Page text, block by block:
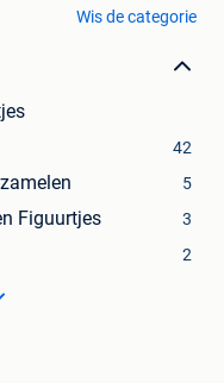
Wis de categorie
42
5
Figuurtjes 3
2